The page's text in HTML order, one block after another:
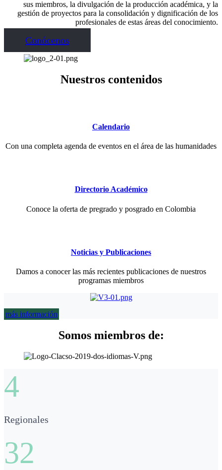
sus miembros, la divulgación de la producción académica, y la
gestión de proyectos para la consolidación y dignificación de los
profesionales de estas áreas del conocimiento.
Conócenos
Nuestros contenidos
Calendario
Con una completa agenda de eventos en el área de las humanidades
Directorio Académico
Conoce la oferta de pregrado y posgrado en Colombia
Noticias y Publicaciones
Damos a conocer las más recientes publicaciones de nuestros
programas miembros
más información
Somos miembros de:
4
Regionales
32